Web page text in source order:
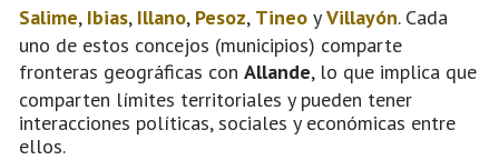
Salime, Ibias, Illano, Pesoz, Tineo yVillayón. Cada
uno de estos concejos (municipios) comparte
fronteras geográficas con Allande, lo que implica que
comparten límites territoriales y pueden tener
interacciones políticas, sociales y económicas entre
ellos.